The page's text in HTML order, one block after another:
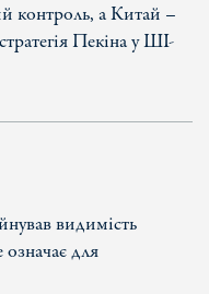
контроль, а Китай –
Пекіна у ШІ-
видимість
для